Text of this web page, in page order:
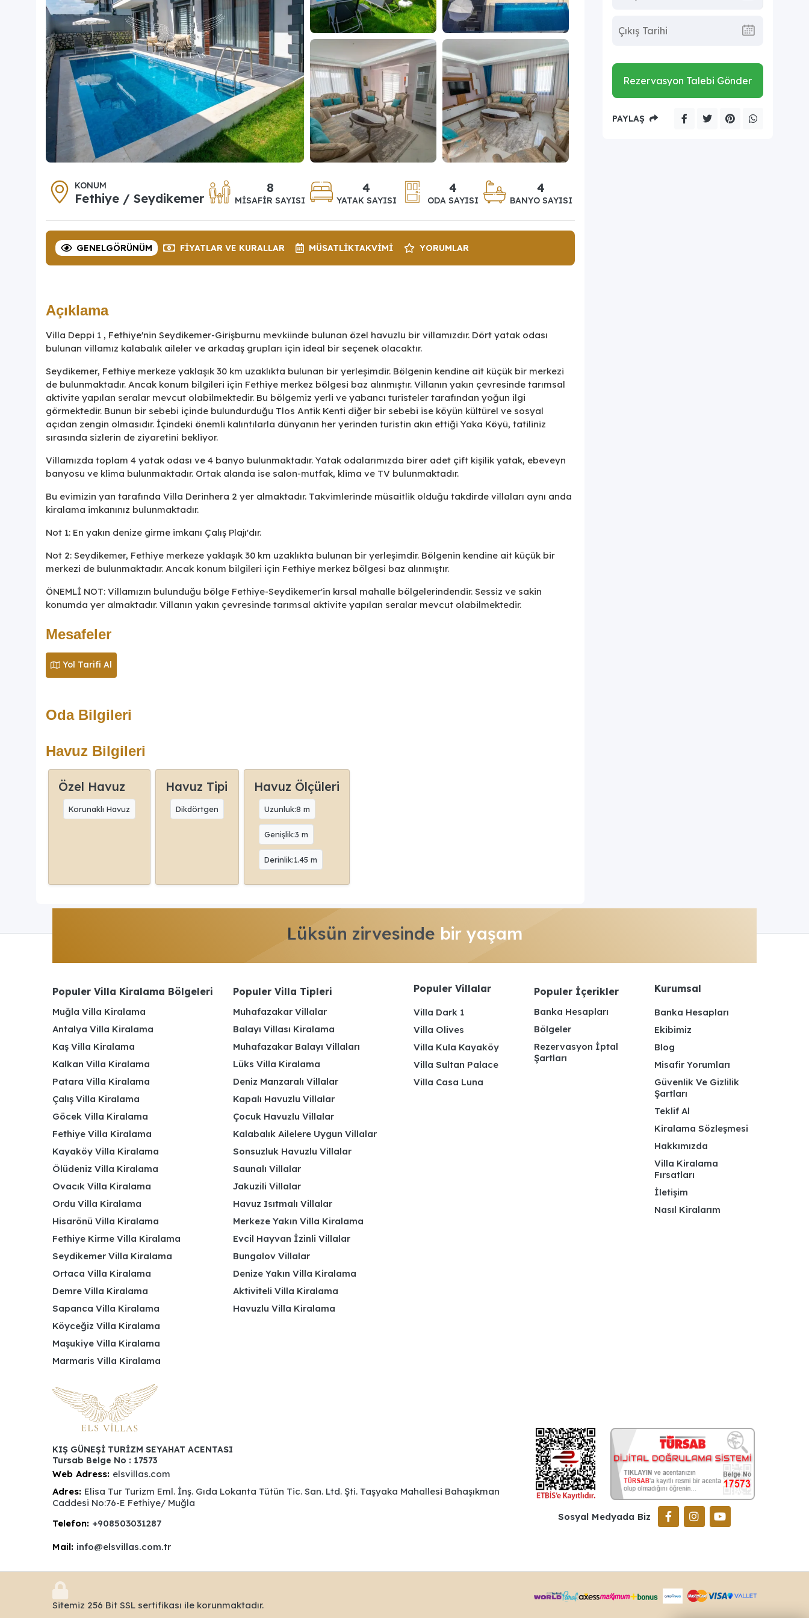
KONUM
Fethiye / Seydikemer
8
MISAFIR SAYISI
4
YATAK SAYISI
4
ODA SAYISI
4
BANYO SAYISI
GENELGÖRÜNÜM FIYATLAR VE KURALLAR MÜSATLIKTAKVIMI YORUMLAR
Açıklama
Villa Deppi 1 , Fethiye'nin Seydikemer-Girişburnu mevkiinde bulunan özel havuzlu bir villamızdır. Dört yatak odası
bulunan villamız kalabalık aileler ve arkadaş grupları için ideal bir seçenek olacaktır.
Seydikemer, Fethiye merkeze yaklaşık 30 km uzaklıkta bulunan bir yerleşimdir. Bölgenin kendine ait küçük bir merkezi
de bulunmaktadır. Ancak konum bilgileri için Fethiye merkez bölgesi baz alınmıştır. Villanın yakın çevresinde tarımsal
aktivite yapılan seralar mevcut olabilmektedir. Bu bölgemiz yerli ve yabancı turisteler tarafından yoğun ilgi
görmektedir. Bunun bir sebebi içinde bulundurduğu Tlos Antik Kenti diğer bir sebebi ise köyün kültürel ve sosyal
açıdan zengin olmasıdır. İçindeki önemli kalıntılarla dünyanın her yerinden turistin akın ettiği Yaka Köyü, tatiliniz
sırasında sizlerin de ziyaretini bekliyor.
Villamızda toplam 4 yatak odası ve 4 banyo bulunmaktadır. Yatak odalarımızda birer adet çift kişilik yatak, ebeveyn
banyosu ve klima bulunmaktadır. Ortak alanda ise salon-mutfak, klima ve TV bulunmaktadır.
Bu evimizin yan tarafında Villa Derinhera 2 yer almaktadır. Takvimlerinde müsaitlik olduğu takdirde villaları aynı anda
kiralama imkanınız bulunmaktadır.
Not 1: En yakın denize girme imkanı Çalış Plajı'dır.
Not 2: Seydikemer, Fethiye merkeze yaklaşık 30 km uzaklıkta bulunan bir yerleşimdir. Bölgenin kendine ait küçük bir
merkezi de bulunmaktadır. Ancak konum bilgileri için Fethiye merkez bölgesi baz alınmıştır.
ÖNEMLİ NOT: Villamızın bulunduğu bölge Fethiye-Seydikemer'in kırsal mahalle bölgelerindendir. Sessiz ve sakin
konumda yer almaktadır. Villanın yakın çevresinde tarımsal aktivite yapılan seralar mevcut olabilmektedir.
Mesafeler
Yol Tarifi Al
Oda Bilgileri
Havuz Bilgileri
Özel Havuz
Korunaklı Havuz
Havuz Tipi
Dikdörtgen
Havuz Ölçüleri
Uzunluk:8 m
Genişlik:3 m
Derinlik:1.45 m
Rezervasyon Talebi Gönder
PAYLAŞ
Lüksün zirvesinde bir yaşam
Populer Villa Kiralama Bölgeleri
Muğla Villa Kiralama
Antalya Villa Kiralama
Kaş Villa Kiralama
Kalkan Villa Kiralama
Patara Villa Kiralama
Çalış Villa Kiralama
Göcek Villa Kiralama
Fethiye Villa Kiralama
Kayaköy Villa Kiralama
Ölüdeniz Villa Kiralama
Ovacık Villa Kiralama
Ordu Villa Kiralama
Hisarönü Villa Kiralama
Fethiye Kirme Villa Kiralama
Seydikemer Villa Kiralama
Ortaca Villa Kiralama
Demre Villa Kiralama
Sapanca Villa Kiralama
Köyceğiz Villa Kiralama
Maşukiye Villa Kiralama
Marmaris Villa Kiralama
Populer Villa Tipleri
Muhafazakar Villalar
Balayı Villası Kiralama
Muhafazakar Balayı Villaları
Lüks Villa Kiralama
Deniz Manzaralı Villalar
Kapalı Havuzlu Villalar
Çocuk Havuzlu Villalar
Kalabalık Ailelere Uygun Villalar
Sonsuzluk Havuzlu Villalar
Saunalı Villalar
Jakuzili Villalar
Havuz Isıtmalı Villalar
Merkeze Yakın Villa Kiralama
Evcil Hayvan İzinli Villalar
Bungalov Villalar
Denize Yakın Villa Kiralama
Aktiviteli Villa Kiralama
Havuzlu Villa Kiralama
Populer Villalar
Villa Dark 1
Villa Olives
Villa Kula Kayaköy
Villa Sultan Palace
Villa Casa Luna
Populer İçerikler
Banka Hesapları
Bölgeler
Rezervasyon İptal
Şartları
Kurumsal
Banka Hesapları
Ekibimiz
Blog
Misafir Yorumları
Güvenlik Ve Gizlilik
Şartları
Teklif Al
Kiralama Sözleşmesi
Hakkımızda
Villa Kiralama
Fırsatları
İletişim
Nasıl Kiralarım
KIŞ GÜNEŞİ TURİZM SEYAHAT ACENTASI
Tursab Belge No : 17573
Web Adress: elsvillas.com
Adres: Elisa Tur Turizm Eml. İnş. Gıda Lokanta Tütün Tic. San. Ltd. Şti. Taşyaka Mahallesi Bahaşıkman
Caddesi No:76-E Fethiye/ Muğla
Telefon: +908503031287
Mail: info@elsvillas.com.tr
Sosyal Medyada Biz
Sitemiz 256 Bit SSL sertifikası ile korunmaktadır.